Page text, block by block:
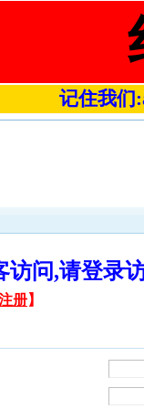
记住我们
访问,请登
册】